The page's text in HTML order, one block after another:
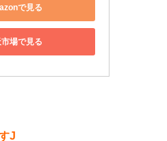
で見る
場で見る
J